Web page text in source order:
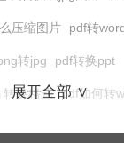
压缩图片 pdf转
转jpg pdf转换ppt
转换格式 pdf如何转
展开全部 ∨